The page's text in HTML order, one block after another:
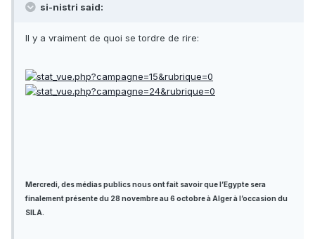
si-nistri said:
Il y a vraiment de quoi se tordre de rire:
Mercredi, des médias publics nous ont fait savoir que l’Egypte sera
finalement présente du 28 novembre au 6 octobre à Alger à l’occasion du
SILA.